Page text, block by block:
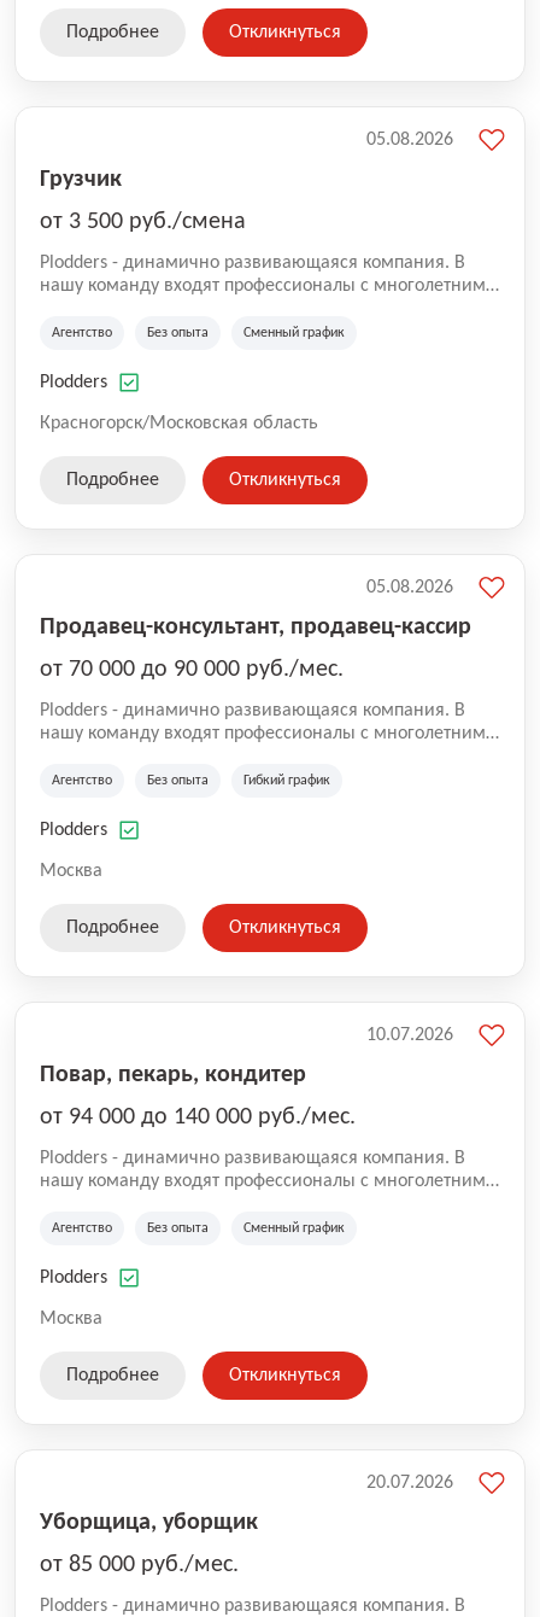
Подробнее Откликнуться
Грузчик
от 3 500 руб./смена
Plodders - динамично развивающаяся компания. В
нашу команду входят профессионалы с многолетним
на рынке аутсорсинга, а накопленный опыт позволяют
оказываемых услуг.
Агентство Без опыта Сменный график
Plodders
Красногорск/Московская область
05.08.2026
Подробнее Откликнуться
Продавец-консультант, продавец-кассир
от 70 000 до 90 000 руб./мес.
Plodders - динамично развивающаяся компания. В
нашу команду входят профессионалы с многолетним
на рынке аутсорсинга, а накопленный опыт позволяют
оказываемых услуг.
Агентство Без опыта Гибкий график
Plodders
Москва
05.08.2026
Подробнее Откликнуться
Повар, пекарь, кондитер
от 94 000 до 140 000 руб./мес.
Plodders - динамично развивающаяся компания. В
нашу команду входят профессионалы с многолетним
на рынке аутсорсинга, а накопленный опыт позволяют
оказываемых услуг.
Агентство Без опыта Сменный график
Plodders
Москва
10.07.2026
Подробнее Откликнуться
Уборщица, уборщик
от 85 000 руб./мес.
Plodders - динамично развивающаяся компания. В
20.07.2026